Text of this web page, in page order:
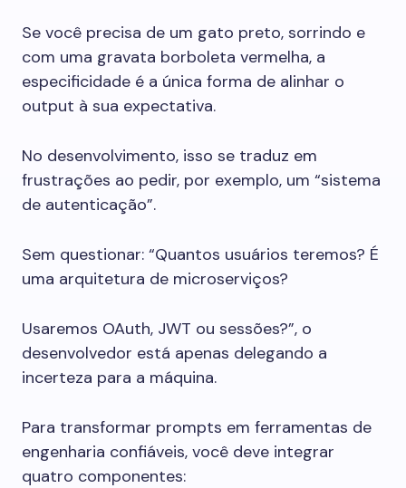
Se você precisa de um gato preto, sorrindo e
com uma gravata borboleta vermelha, a
especificidade é a única forma de alinhar o
output à sua expectativa.
No desenvolvimento, isso se traduz em
frustrações ao pedir, por exemplo, um “sistema
de autenticação”.
Sem questionar: “Quantos usuários teremos? É
uma arquitetura de microserviços?
Usaremos OAuth, JWT ou sessões?”, o
desenvolvedor está apenas delegando a
incerteza para a máquina.
Para transformar prompts em ferramentas de
engenharia confiáveis, você deve integrar
quatro componentes: